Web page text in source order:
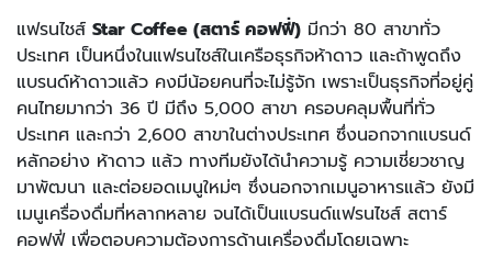
แฟรนไชส์ Star Coffee (สตาร์ คอฟฟี่) มีกว่า 80 สาขาทั่ว
ประเทศ เป็นหนึ่งในแฟรนไชส์ในเครือธุรกิจห้าดาว และถ้าพูดถึง
แบรนด์ห้าดาวแล้ว คงมีน้อยคนที่จะไม่รู้จัก เพราะเป็นธุรกิจที่อยู่คู่
คนไทยมากว่า 36 ปี มีถึง 5,000 สาขา ครอบคลุมพื้นที่ทั่ว
ประเทศ และกว่า 2,600 สาขาในต่างประเทศ ซึ่งนอกจากแบรนด์
หลักอย่าง ห้าดาว แล้ว ทางทีมยังได้นำความรู้ ความเชี่ยวชาญ
มาพัฒนา และต่อยอดเมนูใหม่ๆ ซึ่งนอกจากเมนูอาหารแล้ว ยังมี
เมนูเครื่องดื่มที่หลากหลาย จนได้เป็นแบรนด์แฟรนไชส์ สตาร์
คอฟฟี่ เพื่อตอบความต้องการด้านเครื่องดื่มโดยเฉพาะ